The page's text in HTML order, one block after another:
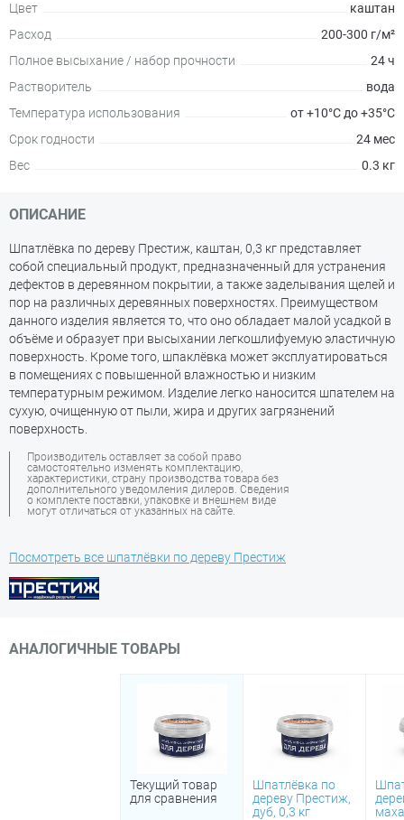
Цвет
каштан
Расход
200-300 г/м²
Полное высыхание / набор прочности
24 ч
Растворитель
вода
Температура использования
от +10°С до +35°С
Срок годности
24 мес
Вес
0.3 кг
ОПИСАНИЕ
Шпатлёвка по дереву Престиж, каштан, 0,3 кг представляет
собой специальный продукт, предназначенный для устранения
дефектов в деревянном покрытии, а также заделывания щелей и
пор на различных деревянных поверхностях. Преимуществом
данного изделия является то, что оно обладает малой усадкой в
объёме и образует при высыхании легкошлифуемую эластичную
поверхность. Кроме того, шпаклёвка может эксплуатироваться
в помещениях с повышенной влажностью и низким
температурным режимом. Изделие легко наносится шпателем на
сухую, очищенную от пыли, жира и других загрязнений
поверхность.
Производитель оставляет за собой право
самостоятельно изменять комплектацию,
характеристики, страну производства товара без
дополнительного уведомления дилеров. Сведения
о комплекте поставки, упаковке и внешнем виде
могут отличаться от указанных на сайте.
Посмотреть все шпатлёвки по дереву Престиж
АНАЛОГИЧНЫЕ ТОВАРЫ
Текущий товар
для сравнения
Шпатлёвка по
дереву Престиж,
дуб, 0,3 кг